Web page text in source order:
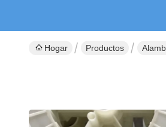
Hogar Productos